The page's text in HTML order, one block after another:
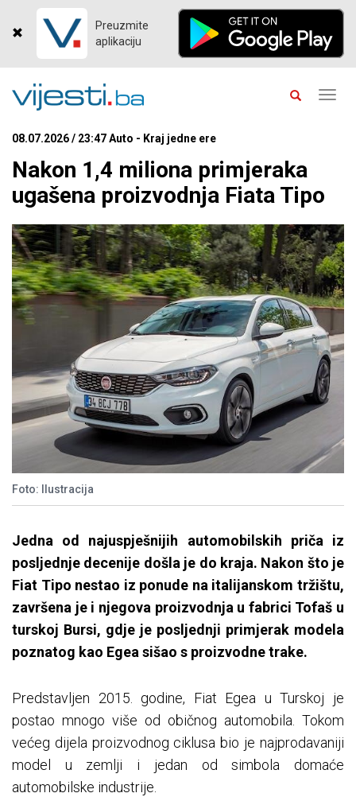
Preuzmite
aplikaciju
08.07.2026 / 23:47 Auto - Kraj jedne ere
Nakon 1,4 miliona primjeraka
ugašena proizvodnja Fiata Tipo
Foto: Ilustracija
Jedna od najuspješnijih automobilskih priča iz
posljednje decenije došla je do kraja. Nakon što je
Fiat Tipo nestao iz ponude na italijanskom tržištu,
završena je i njegova proizvodnja u fabrici Tofaš u
turskoj Bursi, gdje je posljednji primjerak modela
poznatog kao Egea sišao s proizvodne trake.
Predstavljen 2015. godine, Fiat Egea u Turskoj je
postao mnogo više od običnog automobila. Tokom
većeg dijela proizvodnog ciklusa bio je najprodavaniji
model u zemlji i jedan od simbola domaće
automobilske industrije.